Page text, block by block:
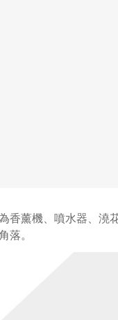
香薰機、噴水器、澆
落。